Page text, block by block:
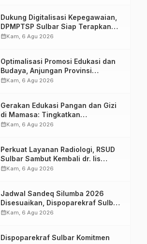
Dukung Digitalisasi Kepegawaian,
DPMPTSP Sulbar Siap Terapkan
Aplikasi FLEKSI ASN
calendar_monthKam, 6 Agu 2026
Optimalisasi Promosi Edukasi dan
Budaya, Anjungan Provinsi
Sulawesi Barat Perkuat Kolaborasi
calendar_monthKam, 6 Agu 2026
Gerakan Edukasi Pangan dan Gizi
di Mamasa: Tingkatkan
Pengetahuan dan Keterampilan
calendar_monthKam, 6 Agu 2026
Perkuat Layanan Radiologi, RSUD
Sulbar Sambut Kembali dr. Iis
Imelda, Sp.Rad
calendar_monthKam, 6 Agu 2026
Jadwal Sandeq Silumba 2026
Disesuaikan, Dispoparekraf Sulbar
Pastikan Persiapan Tetap
calendar_monthKam, 6 Agu 2026
Dispoparekraf Sulbar Komitmen